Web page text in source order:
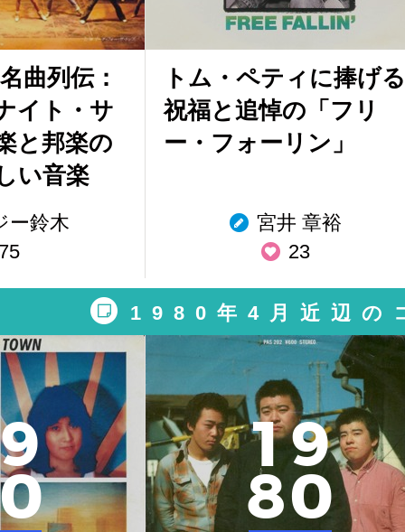
曲列伝：
イト・サ
と邦楽の
い音楽
ー鈴木
トム・ペティに捧げる
祝福と追悼の「フリ
ー・フォーリン」
宮井 章裕
23
1980年4月近辺の
9
19
80